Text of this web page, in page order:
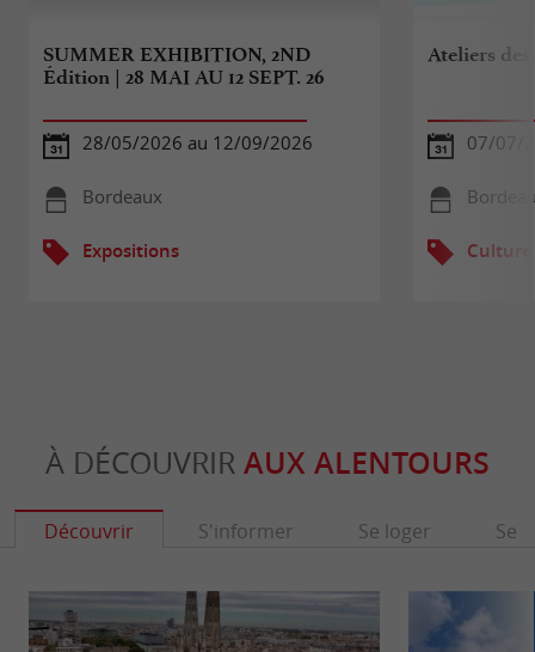
SUMMER EXHIBITION, 2ND
Édition | 28 MAI AU 12 SEPT. 26
28/05/2026 au 12/09/2026
Bordeaux
Expositions
Ateliers des
07/07/
Culture
À DÉCOUVRIR AUX ALENTOURS
Découvrir S'informer Se loger Se